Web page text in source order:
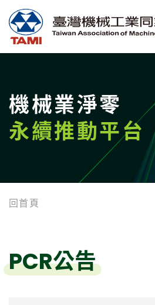
機械業淨零
永續推動平台
回首頁
PCR公告